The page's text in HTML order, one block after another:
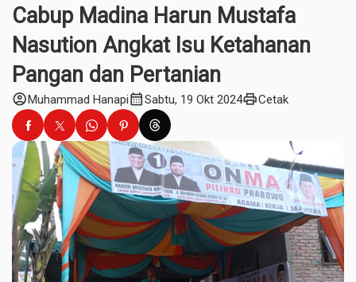
Cabup Madina Harun Mustafa
Nasution Angkat Isu Ketahanan
Pangan dan Pertanian
account_circleMuhammad Hanapicalendar_monthSabtu, 19 Okt 2024printCetak